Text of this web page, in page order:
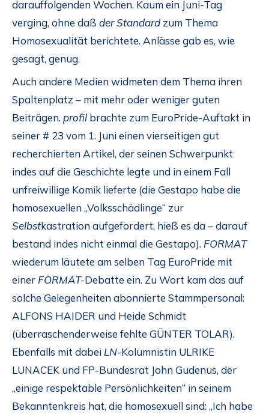
darauffolgenden Wochen. Kaum ein Juni-Tag
verging, ohne daß der Standardzum Thema
Homosexualität berichtete. Anlässe gab es, wie
gesagt, genug.
Auch andere Medien widmeten dem Thema ihren
Spaltenplatz – mit mehr oder weniger guten
Beiträgen.profil brachte zum EuroPride-Auftakt in
seiner # 23 vom 1. Juni einen vierseitigen gut
recherchierten Artikel, der seinen Schwerpunkt
indes auf die Geschichte legte und in einem Fall
unfreiwillige Komik lieferte (die Gestapo habe die
homosexuellen „Volksschädlinge“ zur
Selbstkastration aufgefordert, hieß es da – darauf
bestand indes nicht einmal die Gestapo).FORMAT
wiederum läutete am selben Tag EuroPride mit
einerFORMAT-Debatte ein. Zu Wort kam das auf
solche Gelegenheiten abonnierte Stammpersonal:
ALFONS HAIDER und Heide Schmidt
(überraschenderweise fehlte GÜNTER TOLAR).
Ebenfalls mit dabeiLN-Kolumnistin ULRIKE
LUNACEK und FP-Bundesrat John Gudenus, der
„einige respektable Persönlichkeiten“ in seinem
Bekanntenkreis hat, die homosexuell sind: „Ich habe